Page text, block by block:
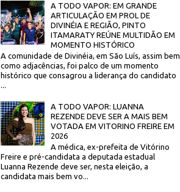
A TODO VAPOR: EM GRANDE
ARTICULAÇÃO EM PROL DE
DIVINÉIA E REGIÃO, PINTO
ITAMARATY REÚNE MULTIDÃO EM
MOMENTO HISTÓRICO
A comunidade de Divinéia, em São Luís, assim bem
como adjacências, foi palco de um momento
histórico que consagrou a liderança do candidato
...
A TODO VAPOR: LUANNA
REZENDE DEVE SER A MAIS BEM
VOTADA EM VITORINO FREIRE EM
2026
A médica, ex-prefeita de Vitórino
Freire e pré-candidata a deputada estadual
Luanna Rezende deve ser, nesta eleição, a
candidata mais bem vo...